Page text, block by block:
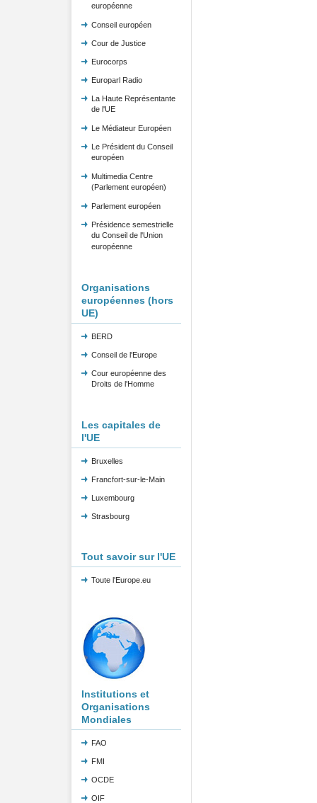
européenne
Conseil européen
Cour de Justice
Eurocorps
Europarl Radio
La Haute Représentante
de l'UE
Le Médiateur Européen
Le Président du Conseil
européen
Multimedia Centre
(Parlement européen)
Parlement européen
Présidence semestrielle
du Conseil de l'Union
européenne
Organisations
européennes (hors
UE)
BERD
Conseil de l'Europe
Cour européenne des
Droits de l'Homme
Les capitales de
l'UE
Bruxelles
Francfort-sur-le-Main
Luxembourg
Strasbourg
Tout savoir sur l'UE
Toute l'Europe.eu
Institutions et
Organisations
Mondiales
FAO
FMI
OCDE
OIF